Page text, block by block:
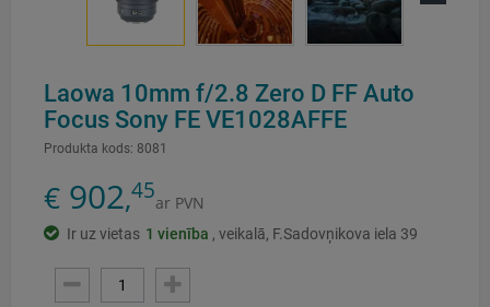
Laowa 10mm f/2.8 Zero D FF Auto
Focus Sony FE VE1028AFFE
Produkta kods: 8081
€ 902,45ar PVN
Ir uz vietas 1 vienība , veikalā, F.Sadovņikova iela 39